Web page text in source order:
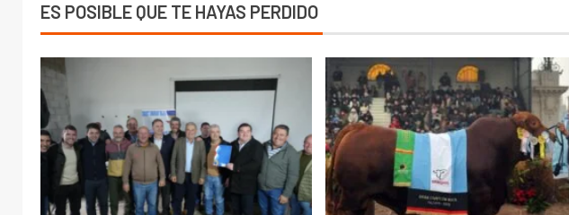
ES POSIBLE QUE TE HAYAS PERDIDO